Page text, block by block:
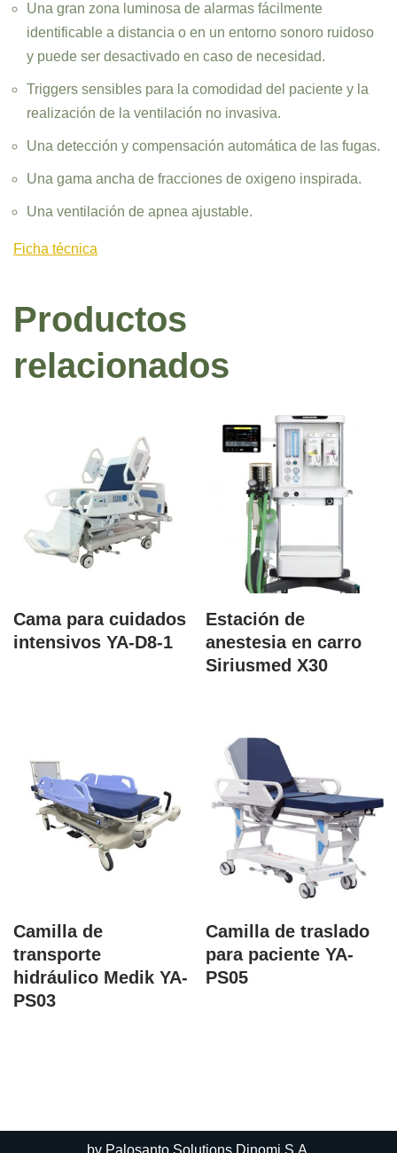
Una gran zona luminosa de alarmas fácilmente
identificable a distancia o en un entorno sonoro ruidoso
y puede ser desactivado en caso de necesidad.
Triggers sensibles para la comodidad del paciente y la
realización de la ventilación no invasiva.
Una detección y compensación automática de las fugas.
Una gama ancha de fracciones de oxigeno inspirada.
Una ventilación de apnea ajustable.
Ficha técnica
Productos
relacionados
Cama para cuidados
intensivos YA-D8-1
Estación de
anestesia en carro
Siriusmed X30
Camilla de
transporte
hidráulico Medik YA-
PS03
Camilla de traslado
para paciente YA-
PS05